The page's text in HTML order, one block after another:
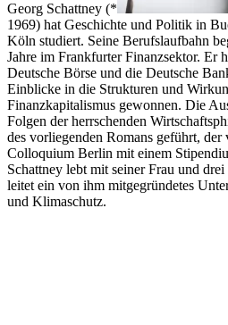
Georg Schattney (*
1969) hat Geschichte und Politik in
Köln studiert. Seine Berufslaufbahn
Jahre im Frankfurter Finanzsektor. Er
Deutsche Börse und die Deutsche
Einblicke in die Strukturen und
Finanzkapitalismus gewonnen. Die
Folgen der herrschenden
des vorliegenden Romans geführt,
Colloquium Berlin mit einem
Schattney lebt mit seiner Frau und
leitet ein von ihm mitgegründetes
und Klimaschutz.